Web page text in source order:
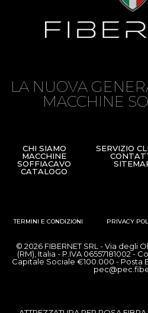
LA NUOVA
MACCHINE
CHI SIAMO
MACCHINE
SOFFIACAVO
CATALOGO
SERVIZIO
© 2026 FIBERNET SRL - Via degli
(RM), Italia - P.IVA 06557181002 -
Capitale Sociale €100.000 - Posta
TERMINI E CONDIZIONI PRIVACY